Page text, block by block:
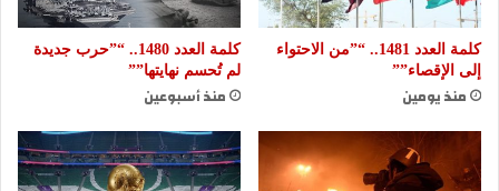
كلمة العدد 1481.. “”من الاحتواء
إلى الإقصاء””
منذ يومين
كلمة العدد 1480.. “”حرب جديدة
لم تُحسم نهايتها””
منذ أسبوعين